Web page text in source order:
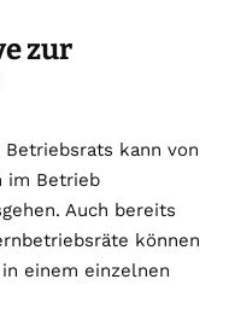
zur
kann von
im Betrieb
Auch bereits
können
einem einzelnen